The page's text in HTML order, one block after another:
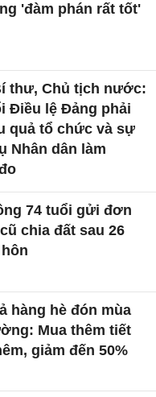
'đàm phán rất tốt'
thư, Chủ tịch nước:
Điều lệ Đảng phải
quả tổ chức và sự
Nhân dân làm
74 tuổi gửi đơn
chia đất sau 26
hàng hè đón mùa
Mua thêm tiết
giảm đến 50%